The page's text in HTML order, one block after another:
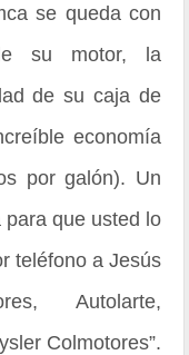
se queda con
su motor, la
de su caja de
economía
por galón). Un
que usted lo
teléfono a Jesús
Autolarte,
Colmotores”.